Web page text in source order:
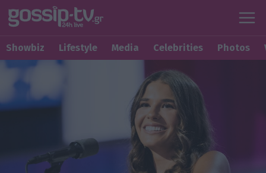
Showbiz Lifestyle Media Celebrities Photos